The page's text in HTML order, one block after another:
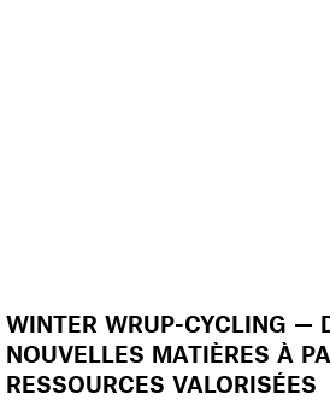
WINTER WRUP-CYCLING —
NOUVELLES MATIÈRES À
RESSOURCES VALORISÉES